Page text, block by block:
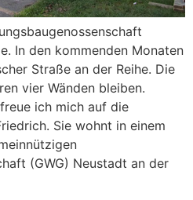
In den kommenden Monaten
Straße an der Reihe. Die
vier Wänden bleiben.
ich mich auf die
Sie wohnt in einem
(GWG) Neustadt an der